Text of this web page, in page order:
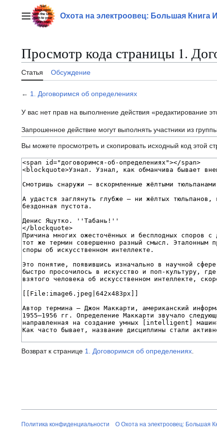
содержаниюГлавное менюОхота на электроовец: Большая Книга
Просмотр кода страницы 1.
Статья Обсуждение
← 1. Договоримся об определениях
У вас нет прав на выполнение действия «редактирование
Запрошенное действие могут выполнять участники из
Вы можете просмотреть и скопировать исходный код этой
Возврат к странице 1. Договоримся об определениях
Политика конфиденциальности О Охота на электроовец: Большая